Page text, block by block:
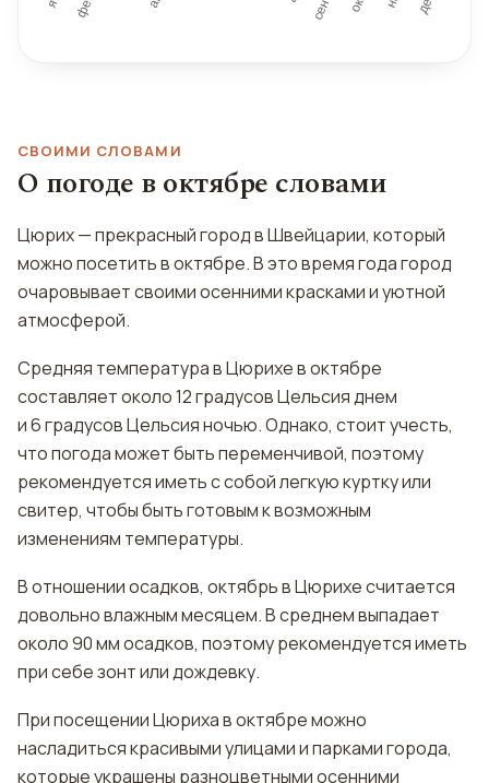
СВОИМИ СЛОВАМИ
О погоде в октябре словами
Цюрих — прекрасный город в Швейцарии, который
можно посетить в октябре. В это время года город
очаровывает своими осенними красками и уютной
атмосферой.
Средняя температура в Цюрихе в октябре
составляет около 12 градусов Цельсия днем
и 6 градусов Цельсия ночью. Однако, стоит учесть,
что погода может быть переменчивой, поэтому
рекомендуется иметь с собой легкую куртку или
свитер, чтобы быть готовым к возможным
изменениям температуры.
В отношении осадков, октябрь в Цюрихе считается
довольно влажным месяцем. В среднем выпадает
около 90 мм осадков, поэтому рекомендуется иметь
при себе зонт или дождевку.
При посещении Цюриха в октябре можно
насладиться красивыми улицами и парками города,
которые украшены разноцветными осенними